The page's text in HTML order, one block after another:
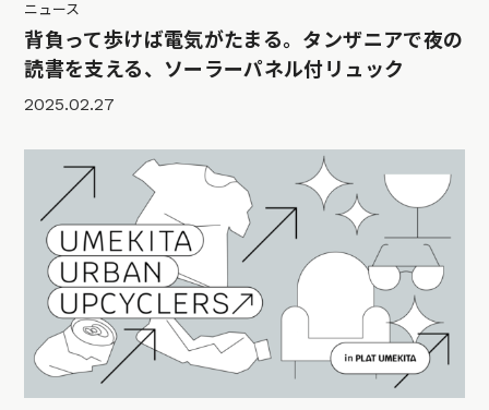
ニュース
背負って歩けば電気がたまる。タンザニアで夜の
読書を支える、ソーラーパネル付リュック
2025.02.27